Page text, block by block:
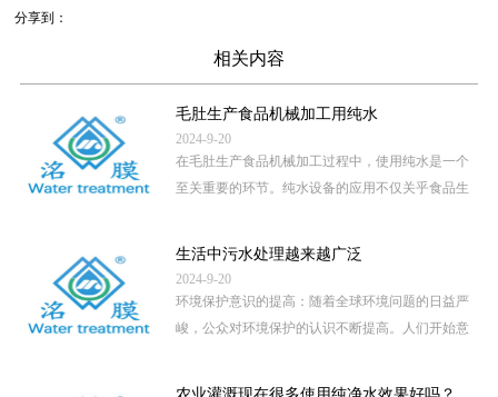
分享到：
相关内容
毛肚生产食品机械加工用纯水
2024-9-20
在毛肚生产食品机械加工过程中，使用纯水是一个
至关重要的环节。纯水设备的应用不仅关乎食品生
生活中污水处理越来越广泛
2024-9-20
环境保护意识的提高：随着全球环境问题的日益严
峻，公众对环境保护的认识不断提高。人们开始意